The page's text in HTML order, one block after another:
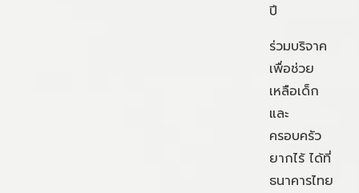
ปี
ร่วมบริจาค
เพื่อช่วย
เหลือเด็ก
และ
ครอบครัว
ยากไร้ ได้ที่
ธนาคารไทย